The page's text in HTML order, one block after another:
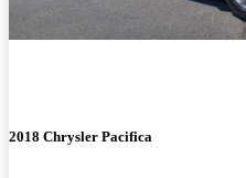
2018 Chrysler Pacifica